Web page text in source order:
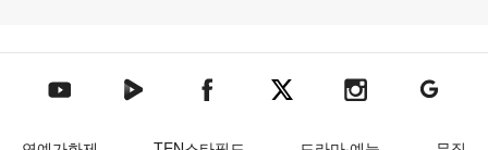
텐아시아 유튜브텐아시아 네이버TV텐아시아 페이스북텐아시아 엑스텐아시아 인스타그램
텐아시아